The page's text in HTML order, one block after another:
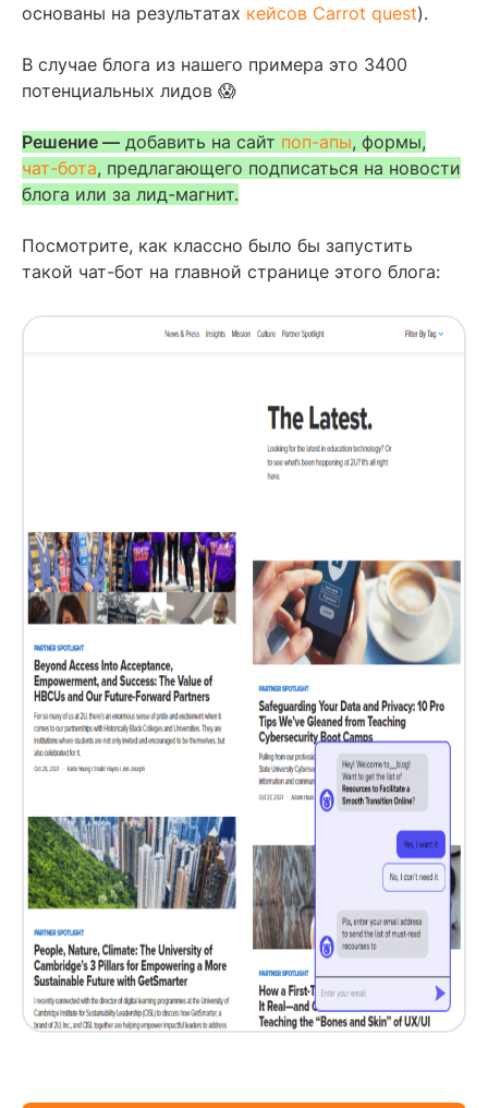
основаны на результатах кейсов Carrot quest).
В случае блога из нашего примера это 3400
потенциальных лидов 😱
Решение — добавить на сайт поп-апы, формы,
чат-бота, предлагающего подписаться на новости
блога или за лид-магнит.
Посмотрите, как классно было бы запустить
такой чат-бот на главной странице этого блога: